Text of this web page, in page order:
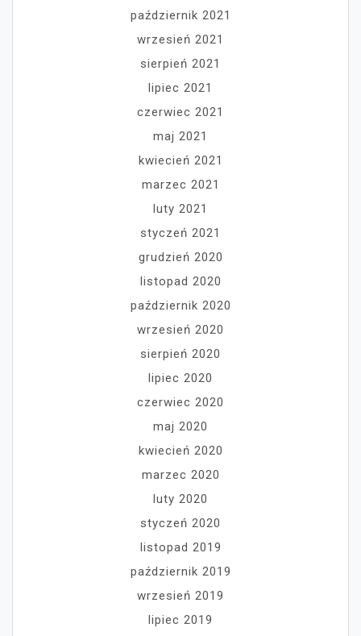
październik 2021
wrzesień 2021
sierpień 2021
lipiec 2021
czerwiec 2021
maj 2021
kwiecień 2021
marzec 2021
luty 2021
styczeń 2021
grudzień 2020
listopad 2020
październik 2020
wrzesień 2020
sierpień 2020
lipiec 2020
czerwiec 2020
maj 2020
kwiecień 2020
marzec 2020
luty 2020
styczeń 2020
listopad 2019
październik 2019
wrzesień 2019
lipiec 2019